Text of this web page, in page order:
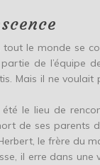
le monde se
de l’équipe
Mais il ne
le lieu de
de ses parents
le frère du
il erre dans